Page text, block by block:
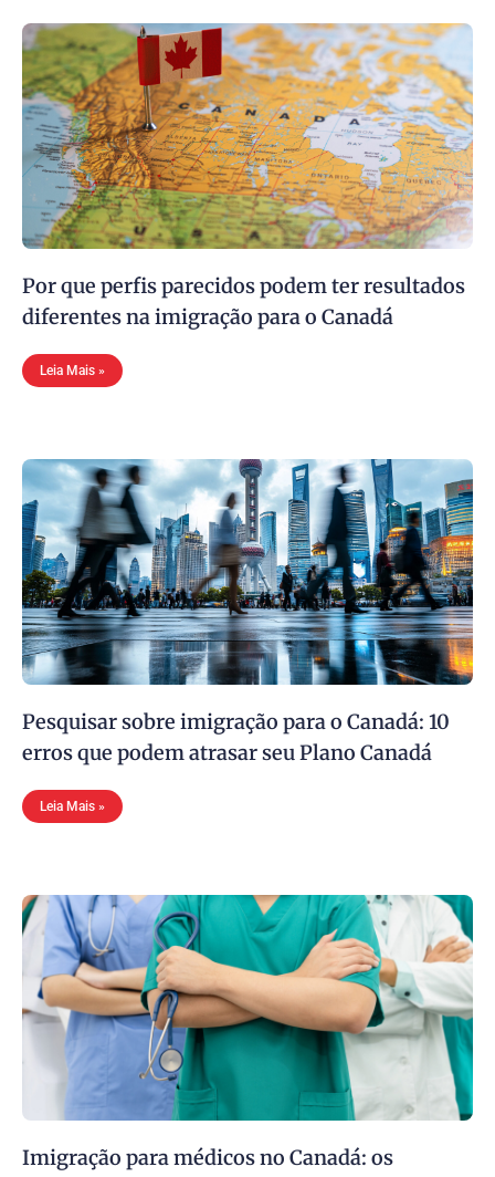
Por que perfis parecidos podem ter resultados
diferentes na imigração para o Canadá
Leia Mais »
Pesquisar sobre imigração para o Canadá: 10
erros que podem atrasar seu Plano Canadá
Leia Mais »
Imigração para médicos no Canadá: os